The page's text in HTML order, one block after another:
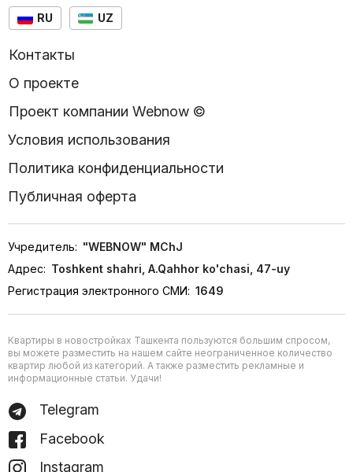
RU UZ
Контакты
О проекте
Проект компании Webnow ©
Условия использования
Политика конфиденциальности
Публичная оферта
Учредитель: "WEBNOW" MChJ
Адрес: Toshkent shahri, A.Qahhor ko'chasi, 47-uy
Регистрация электронного СМИ: 1649
Квартиры в новостройках Ташкента пользуются большим спросом,
вы можете разместить на нашем сайте неограниченное количество
квартир любой из категорий. А также разместить рекламные и
информационные статьи. Удачи!
Telegram
Facebook
Instagram